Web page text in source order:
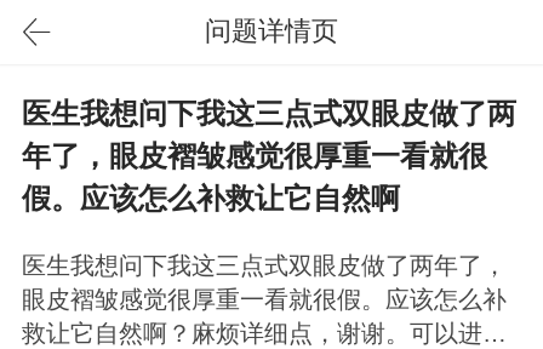
问题详情页
医生我想问下我这三点式双眼皮做了两
年了，眼皮褶皱感觉很厚重一看就很
假。应该怎么补救让它自然啊
医生我想问下我这三点式双眼皮做了两年了，
眼皮褶皱感觉很厚重一看就很假。应该怎么补
救让它自然啊？麻烦详细点，谢谢。可以进行